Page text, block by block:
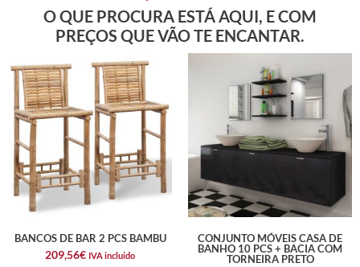
O QUE PROCURA ESTÁ AQUI, E COM
PREÇOS QUE VÃO TE ENCANTAR.
BANCOS DE BAR 2 PCS BAMBU
209,56€ IVA incluido
CONJUNTO MÓVEIS CASA DE
BANHO 10 PCS + BACIA COM
TORNEIRA PRETO